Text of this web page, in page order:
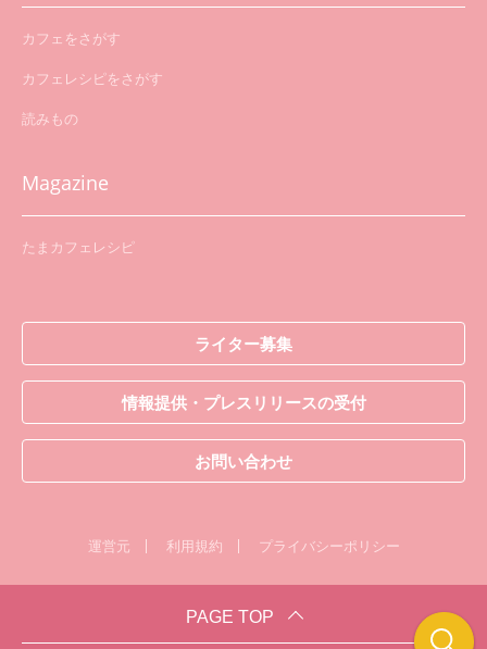
カフェをさがす
カフェレシピをさがす
読みもの
Magazine
たまカフェレシピ
ライター募集
情報提供・プレスリリースの受付
お問い合わせ
運営元 利用規約 プライバシーポリシー
PAGE TOP